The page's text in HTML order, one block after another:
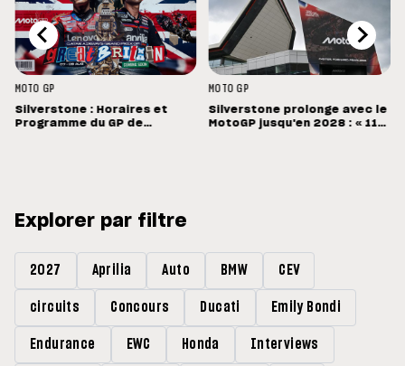
MOTO GP
Silverstone : Horaires et
Programme du GP de
MOTO GP
Silverstone prolonge avec le
MotoGP jusqu'en 2028 : « 11
Explorer par filtre
2027 Aprilia Auto BMW CEV
circuits Concours Ducati Emily Bondi
Endurance EWC Honda Interviews